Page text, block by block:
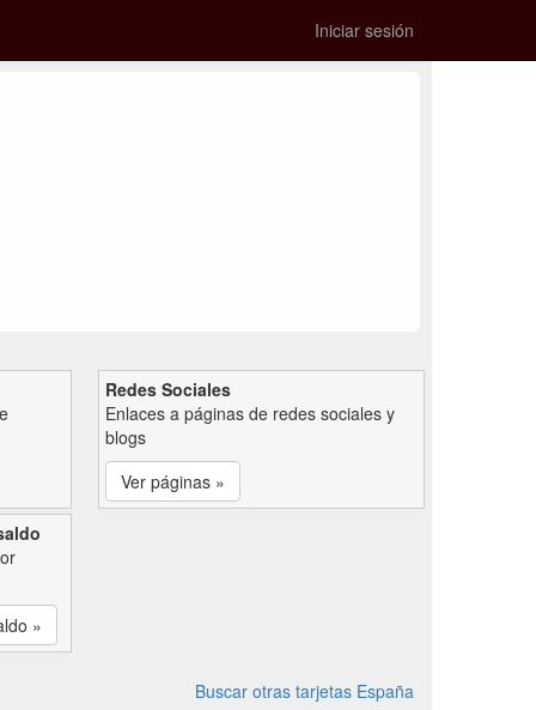
Iniciar sesión
Redes Sociales
Enlaces a páginas de redes sociales y
blogs
Ver páginas »
»
Buscar otras tarjetas España